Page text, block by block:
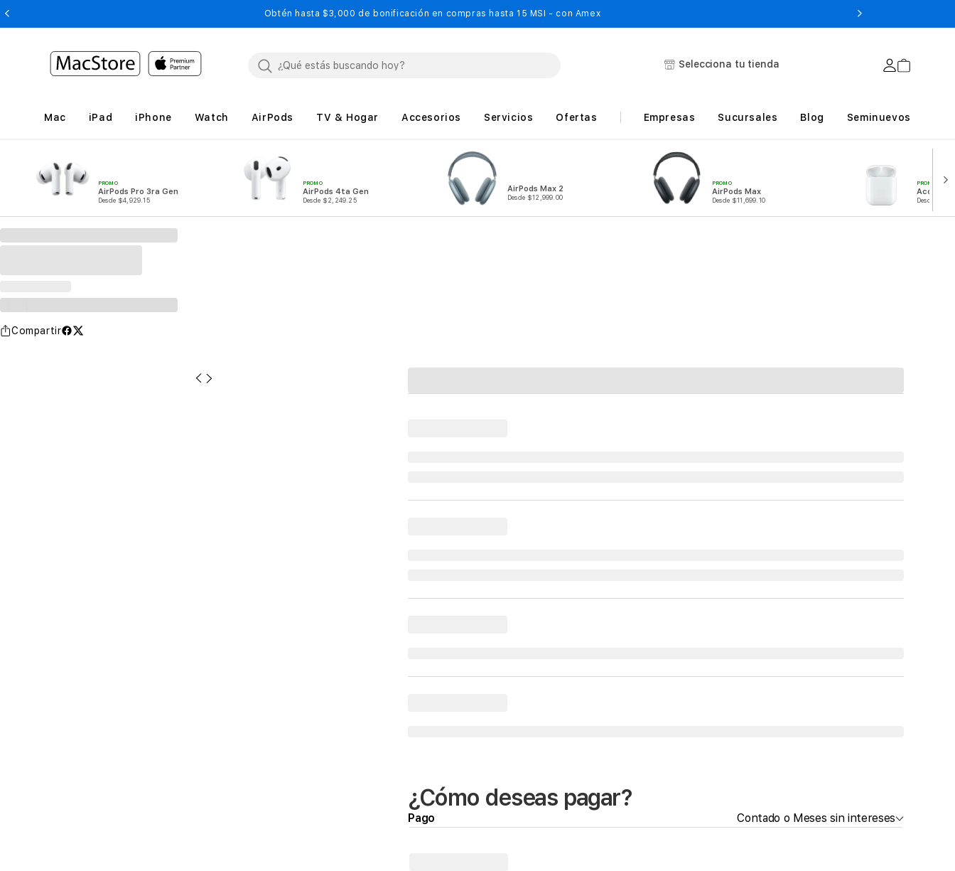
Obtén hasta $3,000 de bonificación en compras hasta 15 MSI - con Amex
Selecciona tu tienda
Mac iPad iPhone Watch AirPods TV & Hogar Accesorios Servicios Ofertas Empresas Sucursales Blog Seminuevos
PROMO
AirPods Pro 3ra Gen
Desde $4,929.15
PROMO
AirPods 4ta Gen
Desde $2,249.25
AirPods Max 2
Desde $12,999.00
PROMO
AirPods Max
Desde $11,699.10
PROMO
Desde
Compartir
¿Cómo deseas pagar?
Pago Contado o Meses sin intereses